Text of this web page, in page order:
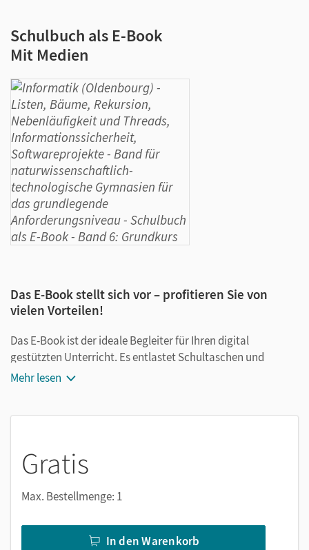
Schulbuch als E-Book
Mit Medien
Das E-Book stellt sich vor – profitieren Sie von
vielen Vorteilen!
Das E-Book ist der ideale Begleiter für Ihren digital
gestützten Unterricht. Es entlastet Schultaschen und
Rucksäcke und ist jederzeit unkompliziert verfügbar.
Markierungen setzen
Text ergänzen
Lesezeichen hinzufügen
zoomen
Mehr lesen
Gratis
Max. Bestellmenge: 1
In den Warenkorb